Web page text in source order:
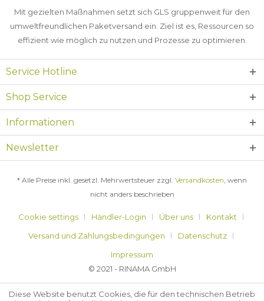
Mit gezielten Maßnahmen setzt sich GLS gruppenweit für den
umweltfreundlichen Paketversand ein. Ziel ist es, Ressourcen so
effizient wie möglich zu nutzen und Prozesse zu optimieren.
Service Hotline
Shop Service
Informationen
Newsletter
* Alle Preise inkl. gesetzl. Mehrwertsteuer zzgl. Versandkosten, wenn
nicht anders beschrieben
Cookie settings Händler-Login Über uns
Kontakt
Versand und Zahlungsbedingungen
Datenschutz
Impressum
© 2021 - RINAMA GmbH
Diese Website benutzt Cookies, die für den technischen Betrieb